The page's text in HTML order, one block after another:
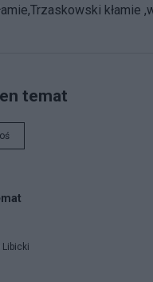
kłamie
temat
Libicki